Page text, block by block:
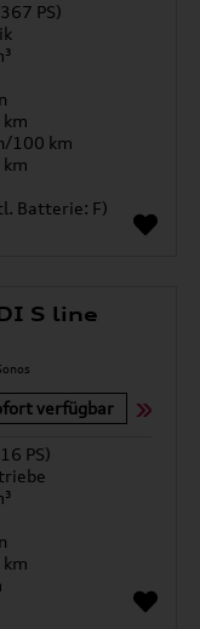
PS)
100 km
Batterie: F)
S line
verfügbar
PS)